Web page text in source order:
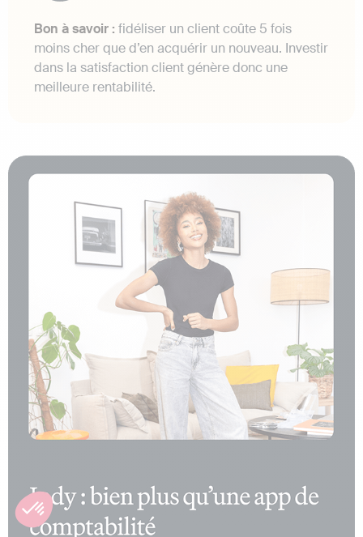
Bon à savoir : fidéliser un client coûte 5 fois
moins cher que d’en acquérir un nouveau. Investir
dans la satisfaction client génère donc une
meilleure rentabilité.